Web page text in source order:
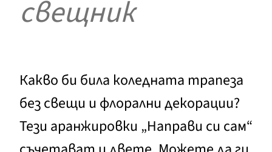
свещник
Какво би била коледната трапеза
без свещи и флорални декорации?
Тези аранжировки „Направи си сам“